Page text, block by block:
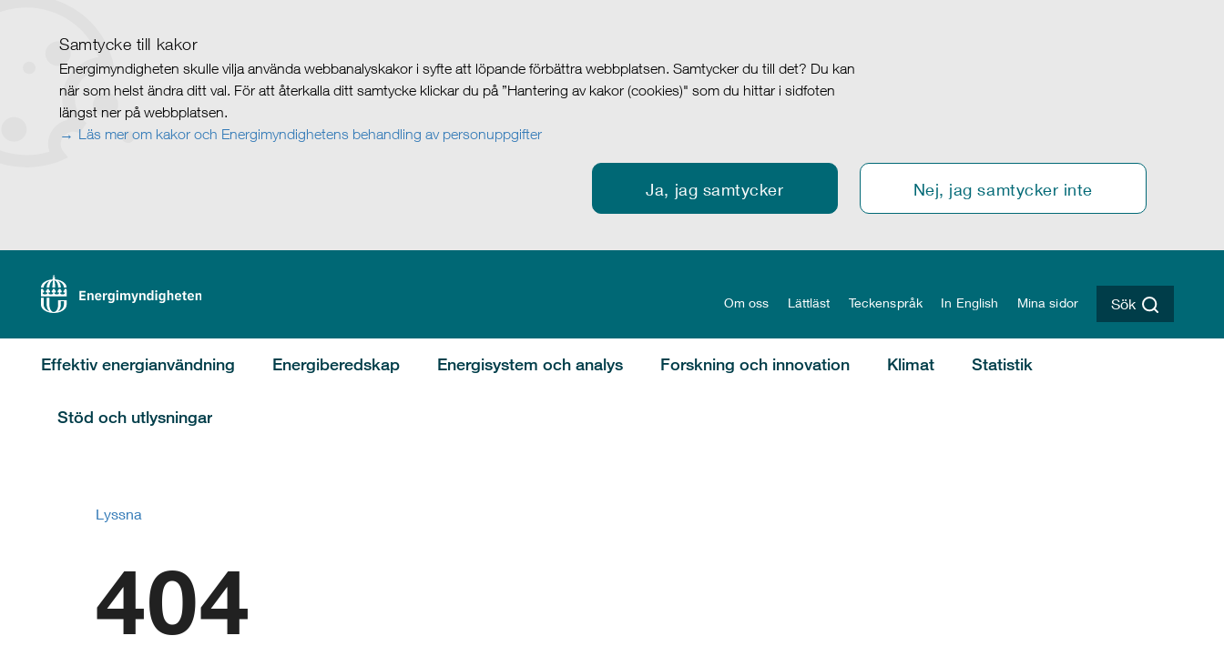
Samtycke till kakor
Energimyndigheten skulle vilja använda webbanalyskakor i syfte att löpande förbättra webbplatsen. Samtycker du till det? Du kan
när som helst ändra ditt val. För att återkalla ditt samtycke klickar du på ”Hantering av kakor (cookies)" som du hittar i sidfoten
längst ner på webbplatsen.
Läs mer om kakor och Energimyndighetens behandling av personuppgifter
Ja, jag samtycker Nej, jag samtycker inte
Om oss Lättläst Teckenspråk In English Mina sidor Sök
Effektiv energianvändning Energiberedskap Energisystem och analys Forskning och innovation Klimat Statistik
Stöd och utlysningar
Lyssna
404